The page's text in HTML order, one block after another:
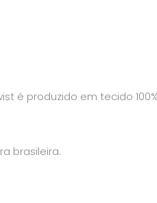
é produzido em tecido
brasileira.